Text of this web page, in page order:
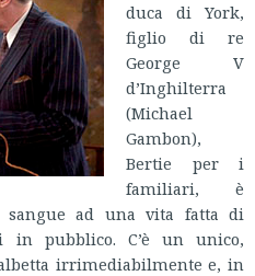
duca di York,
figlio di re
George V
d’Inghilterra
(Michael
Gambon),
Bertie per i
familiari, è
sangue ad una vita fatta di
pubblico. C’è un unico,
irrimediabilmente e, in